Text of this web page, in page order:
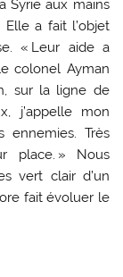
Syrie aux mains
Elle a fait l’objet
« Leur aide a
colonel Ayman
sur la ligne de
j’appelle mon
ennemies. Très
place. » Nous
vert clair d’un
fait évoluer le